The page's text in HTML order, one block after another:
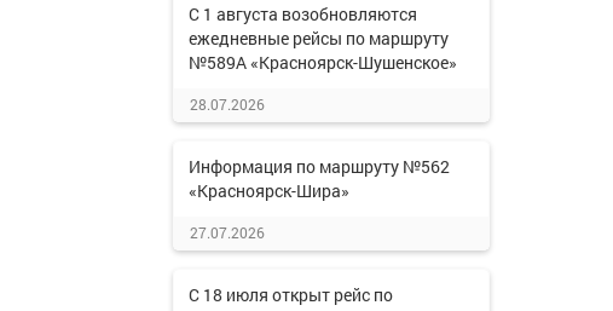
С 1 августа возобновляются
ежедневные рейсы по маршруту
№589А «Красноярск-Шушенское»
28.07.2026
Информация по маршруту №562
«Красноярск-Шира»
27.07.2026
С 18 июля открыт рейс по